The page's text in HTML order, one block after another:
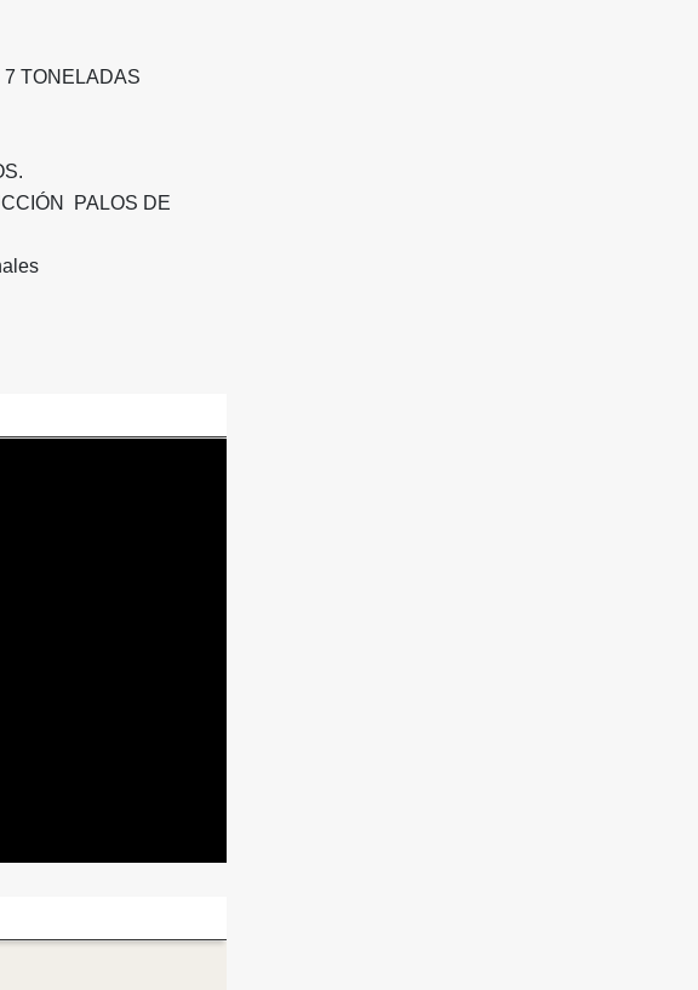
TONELADAS
PALOS DE